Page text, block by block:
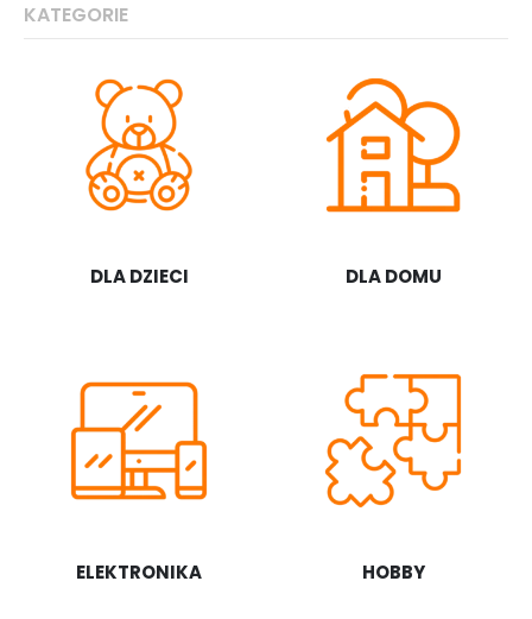
KATEGORIE
DLA DZIECI DLA DOMU
ELEKTRONIKA HOBBY